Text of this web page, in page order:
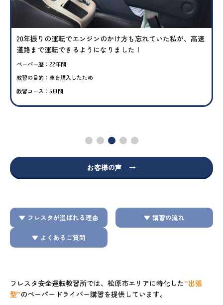
20年振りの運転でエンジンのかけ方も忘れていた私が、高速
道路まで運転できるようになりました！
ペーパー歴：22年間
教習の目的：車を購入したため
教習コース：5日間
お客様の声 →
▼ フレスタが選ばれる理由 ▼ 講習の流れ
▼ よくあるご質問
フレスタ安全運転教習所では、松原市エリアに特化した“出張
型”のペーパードライバー講習を提供しています。